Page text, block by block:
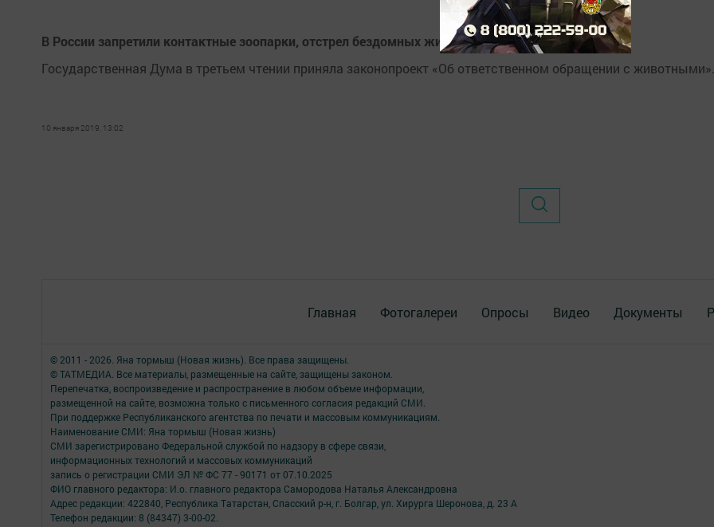
В России запретили контактные зоопарки, отстрел бездомных животных и корриду
Государственная Дума в третьем чтении приняла законопроект «Об ответственном обращении с животными».
10 января 2019, 13:02
Главная Фотогалереи Опросы Видео Документы
© 2011 - 2026. Яна тормыш (Новая жизнь). Все права защищены.
© ТАТМЕДИА. Все материалы, размещенные на сайте, защищены законом.
Перепечатка, воспроизведение и распространение в любом объеме информации,
размещенной на сайте, возможна только с письменного согласия редакций СМИ.
При поддержке Республиканского агентства по печати и массовым коммуникациям.
Наименование СМИ: Яна тормыш (Новая жизнь)
СМИ зарегистрировано Федеральной службой по надзору в сфере связи,
информационных технологий и массовых коммуникаций
запись о регистрации СМИ ЭЛ № ФС 77 - 90171 от 07.10.2025
ФИО главного редактора: И.о. главного редактора Самородова Наталья Александровна
Адрес редакции: 422840, Республика Татарстан, Спасский р-н, г. Болгар, ул. Хирурга Шеронова, д. 23 А
Телефон редакции: 8 (84347) 3-00-02.